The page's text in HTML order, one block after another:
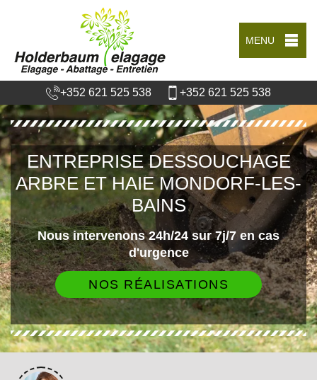
MENU
+352 621 525 538 +352 621 525 538
ENTREPRISE DESSOUCHAGE
ARBRE ET HAIE MONDORF-LES-
BAINS
Nous intervenons 24h/24 sur 7j/7 en cas
d'urgence
NOS RÉALISATIONS